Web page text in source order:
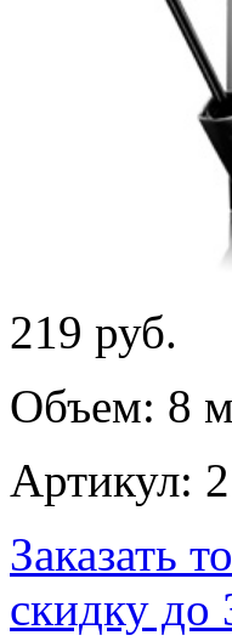
219 руб.
Объем: 8
Артикул:
Заказать
скидку до